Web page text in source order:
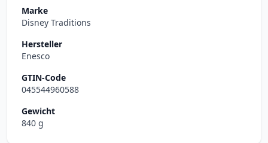
Marke
Disney Traditions
Hersteller
Enesco
GTIN-Code
045544960588
Gewicht
840 g